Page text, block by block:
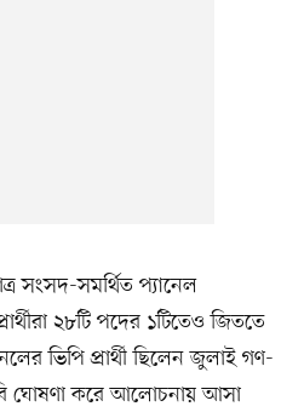
সংসদ-সমর্থিত প্যানেল
২৮টি পদের ১টিতেও জিততে
ভিপি প্রার্থী ছিলেন জুলাই গণ-
ঘোষণা করে আলোচনায় আসা